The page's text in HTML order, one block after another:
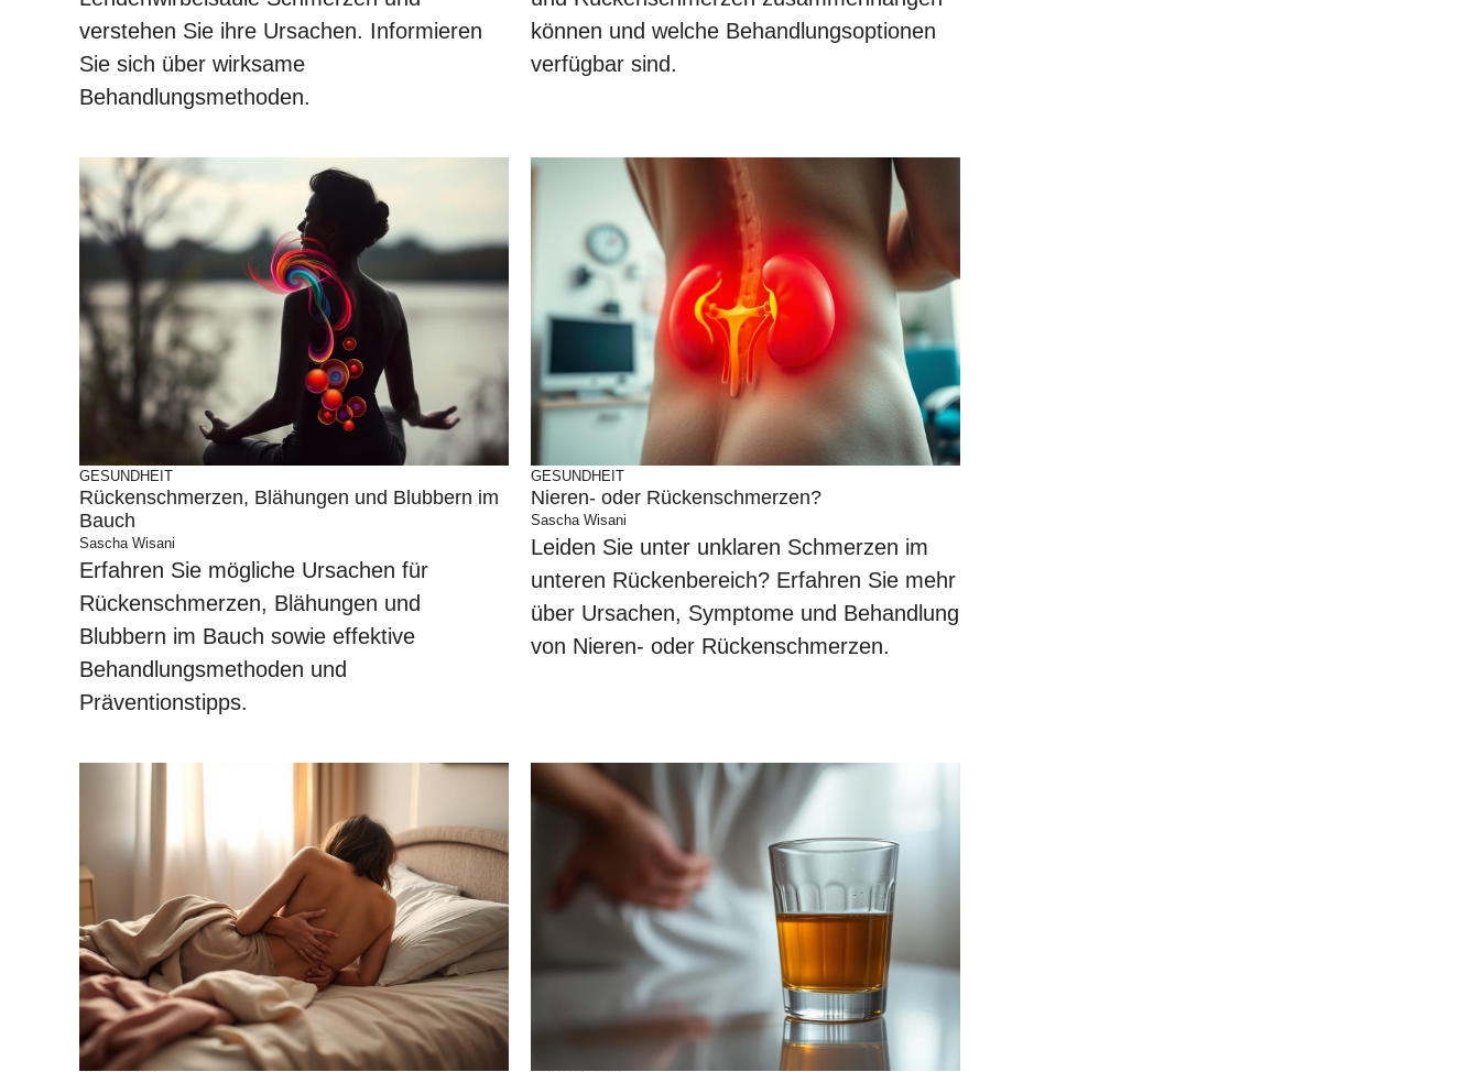
verstehen Sie ihre Ursachen. Informieren
Sie sich über wirksame
Behandlungsmethoden.
können und welche Behandlungsoptionen
verfügbar sind.
GESUNDHEIT
Rückenschmerzen, Blähungen und Blubbern im
Bauch
Sascha Wisani
Erfahren Sie mögliche Ursachen für
Rückenschmerzen, Blähungen und
Blubbern im Bauch sowie effektive
Behandlungsmethoden und
Präventionstipps.
GESUNDHEIT
Nieren- oder Rückenschmerzen?
Sascha Wisani
Leiden Sie unter unklaren Schmerzen im
unteren Rückenbereich? Erfahren Sie mehr
über Ursachen, Symptome und Behandlung
von Nieren- oder Rückenschmerzen.